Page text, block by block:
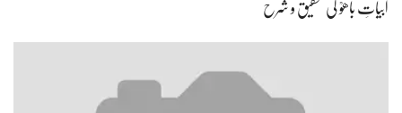
ابیاتِ باھوؒ کی تحقیق و شرح